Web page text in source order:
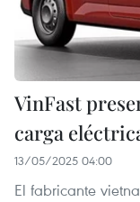
VinFast
carga
13/05/2025 04:00
El fabricante